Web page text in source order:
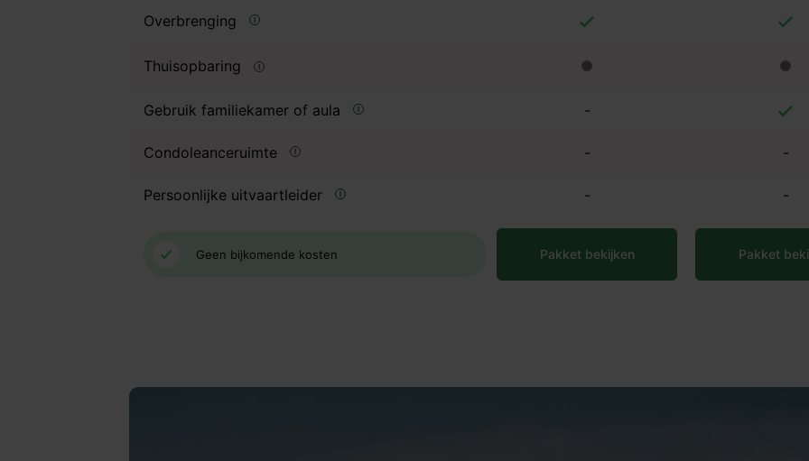
Overbrenging
Thuisopbaring
Gebruik familiekamer of aula -
Condoleanceruimte - -
Persoonlijke uitvaartleider - -
Geen bijkomende kosten Pakket bekijken Pakket